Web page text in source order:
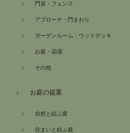
門扉・フェンス
アプローチ・門まわり
ガーデンルーム・ウッドデッキ
お庭・花壇
その他
お庭の提案
自然と結ぶ庭
住まいと結ぶ庭